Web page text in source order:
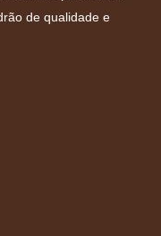
de qualidade e